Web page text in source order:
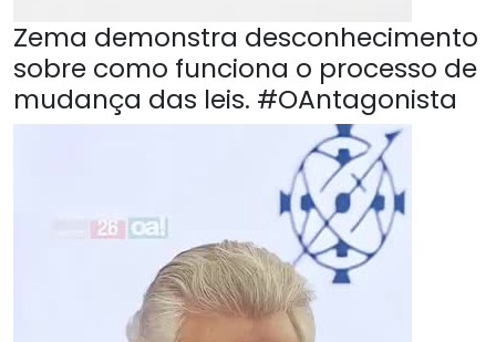
Zema demonstra desconhecimento
sobre como funciona o processo de
mudança das leis. #OAntagonista